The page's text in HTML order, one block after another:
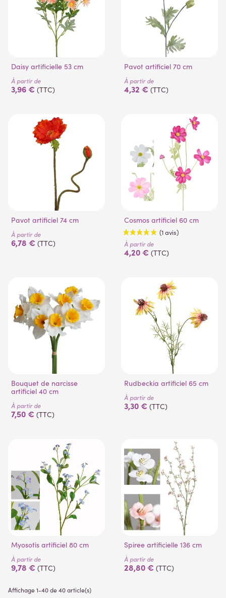
Daisy artificielle 53 cm
À partir de
3,96 € (TTC)
Pavot artificiel 70 cm
À partir de
4,32 € (TTC)
Pavot artificiel 74 cm
À partir de
6,78 € (TTC)
Cosmos artificiel 60 cm
(1 avis)
À partir de
4,20 € (TTC)
Bouquet de narcisse
artificiel 40 cm
À partir de
7,50 € (TTC)
Rudbeckia artificiel 65 cm
À partir de
3,30 € (TTC)
Myosotis artificiel 80 cm
À partir de
9,78 € (TTC)
Spiree artificielle 136 cm
À partir de
28,80 € (TTC)
Affichage 1-40 de 40 article(s)